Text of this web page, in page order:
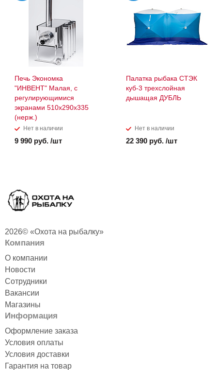
Печь Экономка
"ИНВЕНТ" Малая, с
регулирующимися
экранами 510х290х335
(нерж.)
Нет в наличии
9 990 руб. /шт
Палатка рыбака СТЭК
куб-3 трехслойная
дышащая ДУБЛЬ
Нет в наличии
22 390 руб. /шт
2026© «Охота на рыбалку»
Компания
О компании
Новости
Сотрудники
Вакансии
Магазины
Информация
Оформление заказа
Условия оплаты
Условия доставки
Гарантия на товар